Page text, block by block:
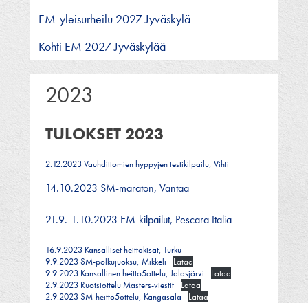
EM-yleisurheilu 2027 Jyväskylä
Kohti EM 2027 Jyväskylää
2023
TULOKSET 2023
2.12.2023 Vauhdittomien hyppyjen testikilpailu, Vihti
14.10.2023 SM-maraton, Vantaa
21.9.-1.10.2023 EM-kilpailut, Pescara Italia
16.9.2023 Kansalliset heittokisat, Turku
9.9.2023 SM-polkujuoksu, Mikkeli
Lataa
9.9.2023 Kansallinen heitto5ottelu, Jalasjärvi
Lataa
2.9.2023 Ruotsiottelu Masters-viestit
Lataa
2.9.2023 SM-heitto5ottelu, Kangasala
Lataa